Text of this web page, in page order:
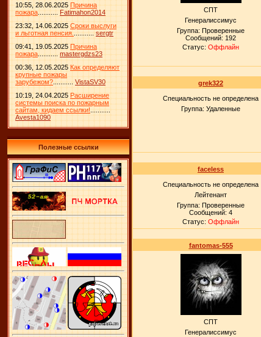
10:55, 28.06.2025 Причина
пожара
Fatimahon2014
23:32, 14.06.2025 Сроки выслуги
и льготная пенсия.
sergtr
09:41, 19.05.2025 Причина
пожара
mastergdzs23
00:36, 12.05.2025 Как определяют
крупные пожары
зарубежом?
VistaSV30
10:19, 24.04.2025 Расширение
системы поиска по пожарным
сайтам, кидаем ссылки!
Avesta1090
Полезные ссылки
СПТ
Генералиссимус
Группа: Проверенные
Сообщений: 192
Статус: Оффлайн
grek322
Специальность не определена
Группа: Удаленные
faceless
Специальность не определена
Лейтенант
Группа: Проверенные
Сообщений: 4
Статус: Оффлайн
fantomas-555
СПТ
Генералиссимус